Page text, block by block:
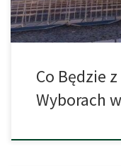
Co Będzie
Wyborach